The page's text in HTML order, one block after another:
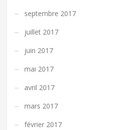
septembre 2017
juillet 2017
juin 2017
mai 2017
avril 2017
mars 2017
février 2017